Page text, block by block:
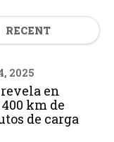
RECENT
2025
en
km de
de carga